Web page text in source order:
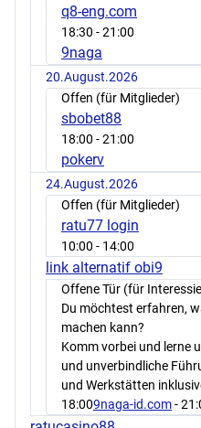
q8-eng.com
18:30 - 21:00
9naga
20.August.2026
Offen (für Mitglieder)
sbobet88
18:00 - 21:00
pokerv
24.August.2026
Offen (für Mitglieder)
ratu77 login
10:00 - 14:00
link alternatif obi9
Offene Tür (für
Du möchtest erfahren,
machen kann?
Komm vorbei und lerne
und unverbindliche
und Werkstätten
18:009naga-id.com-